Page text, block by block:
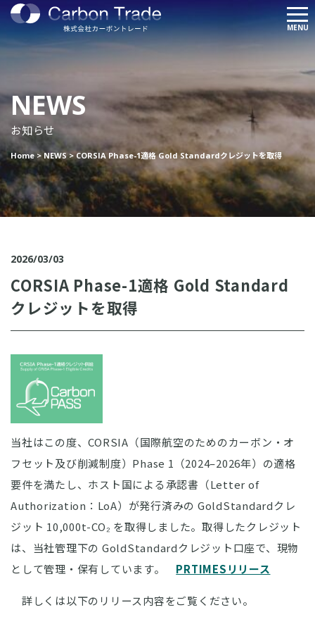
" alt="NEWS"/>
NEWS
お知らせ
Home>NEWS>CORSIA Phase-1適格 Gold Standardクレジットを取得
2026/03/03
CORSIA Phase-1適格 Gold Standard
クレジットを取得
当社はこの度、CORSIA（国際航空のためのカーボン・オ
フセット及び削減制度）Phase 1（2024–2026年）の適格
要件を満たし、ホスト国による承認書（Letter of
Authorization：LoA）が発行済みの GoldStandardクレ
ジット 10,000t-CO₂ を取得しました。取得したクレジット
は、当社管理下の GoldStandardクレジット口座で、現物
として管理・保有しています。 PRTIMESリリース
詳しくは以下のリリース内容をご覧ください。
メ
ニ
ー
MENU